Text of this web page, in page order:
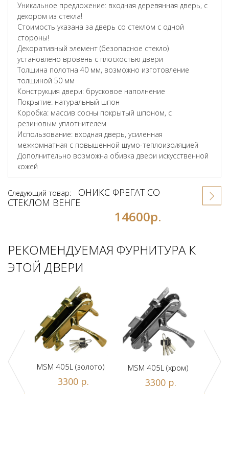
Уникальное предложение: входная деревянная дверь, с
декором из стекла!
Стоимость указана за дверь со стеклом с одной
стороны!
Декоративный элемент (безопасное стекло)
установлено вровень с плоскостью двери
Толщина полотна 40 мм, возможно изготовление
толщиной 50 мм
Конструкция двери: брусковое наполнение
Покрытие: натуральный шпон
Коробка: массив сосны покрытый шпоном, с
резиновым уплотнителем
Использование: входная дверь, усиленная
межкомнатная с повышенной шумо-теплоизоляцией
Дополнительно возможна обивка двери искусственной
кожей
Следующий товар:
ОНИКС ФРЕГАТ СО
СТЕКЛОМ ВЕНГЕ
14600р.
РЕКОМЕНДУЕМАЯ ФУРНИТУРА К
ЭТОЙ ДВЕРИ
MSM 405L (золото)
3300 р.
MSM 405L (хром)
3300 р.